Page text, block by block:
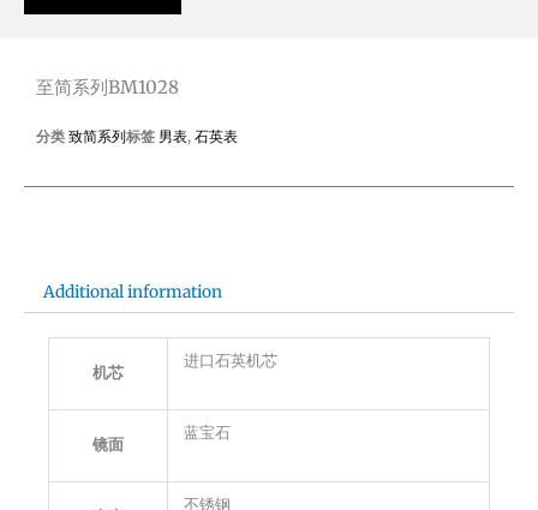
列
quantity
至简系列BM1028
分类 致简系列标签 男表, 石英表
Additional information
机芯
进口石英机芯
镜面
蓝宝石
不锈钢